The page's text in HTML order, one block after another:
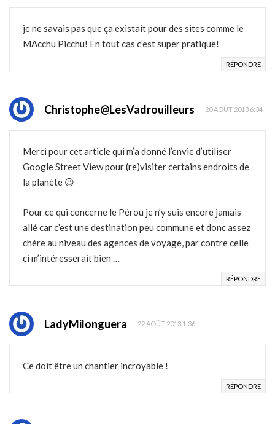
je ne savais pas que ça existait pour des sites comme le
MAcchu Picchu! En tout cas c’est super pratique!
RÉPONDRE
Christophe@LesVadrouilleurs 20 AOÛT 2013 6:34
Merci pour cet article qui m’a donné l’envie d’utiliser
Google Street View pour (re)visiter certains endroits de
la planète 😉
Pour ce qui concerne le Pérou je n’y suis encore jamais
allé car c’est une destination peu commune et donc assez
chère au niveau des agences de voyage, par contre celle
ci m’intéresserait bien …
RÉPONDRE
LadyMilonguera 22 AOÛT 2013 1:36
Ce doit être un chantier incroyable !
RÉPONDRE